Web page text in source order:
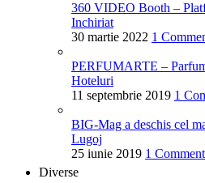
360 VIDEO Booth –
Inchiriat
30 martie 2022 1
PERFUMARTE –
Hoteluri
11 septembrie 2019 1
BIG-Mag a deschis cel
Lugoj
25 iunie 2019 1 Comment
Diverse